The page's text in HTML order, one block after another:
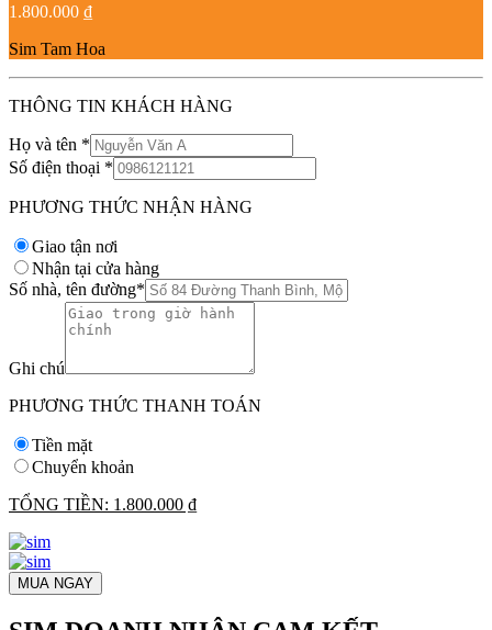
1.800.000 ₫
Sim Tam Hoa
THÔNG TIN KHÁCH HÀNG
Họ và tên *
Số điện thoại *
PHƯƠNG THỨC NHẬN HÀNG
Giao tận nơi
Nhận tại cửa hàng
Số nhà, tên đường*
Ghi chú
PHƯƠNG THỨC THANH TOÁN
Tiền mặt
Chuyển khoản
TỔNG TIỀN: 1.800.000 ₫
MUA NGAY